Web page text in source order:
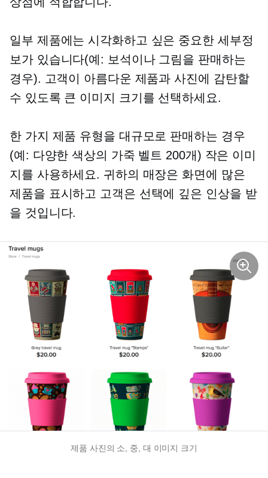
일부 제품에는 시각화하고 싶은 중요한 세부정
보가 있습니다(예: 보석이나 그림을 판매하는
경우). 고객이 아름다운 제품과 사진에 감탄할
수 있도록 큰 이미지 크기를 선택하세요.
한 가지 제품 유형을 대규모로 판매하는 경우
(예: 다양한 색상의 가죽 벨트 200개) 작은 이미
지를 사용하세요. 귀하의 매장은 화면에 많은
제품을 표시하고 고객은 선택에 깊은 인상을 받
을 것입니다.
제품 사진의 소, 중, 대 이미지 크기